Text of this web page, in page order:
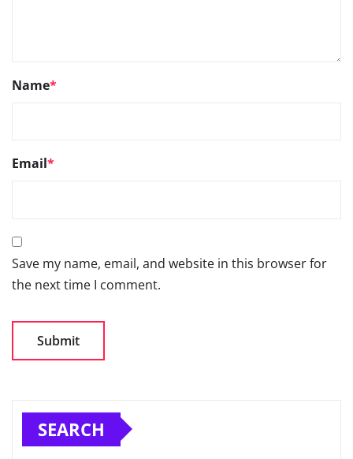
Name*
Email*
Save my name, email, and website in this browser for
the next time I comment.
SEARCH